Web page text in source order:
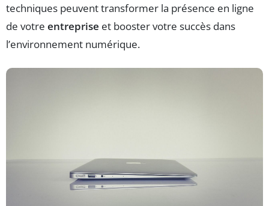
techniques peuvent transformer la présence en ligne
de votre entreprise et booster votre succès dans
l’environnement numérique.